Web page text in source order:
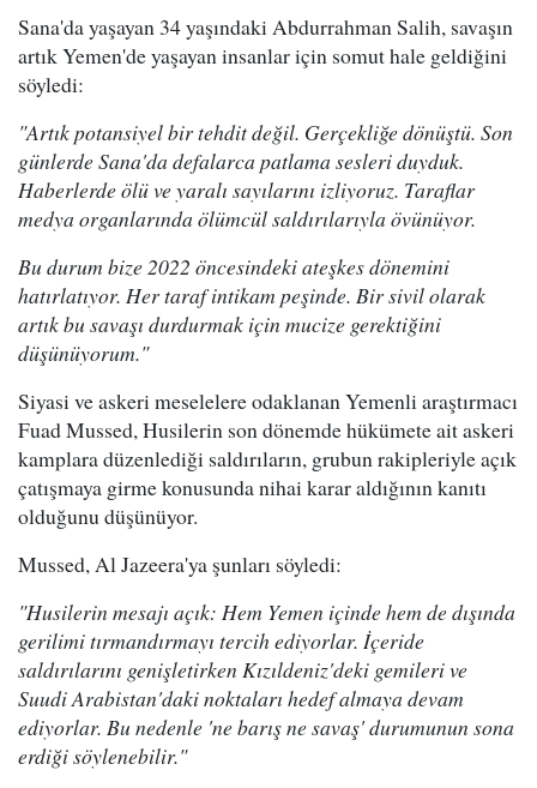
Sana'da yaşayan 34 yaşındaki Abdurrahman Salih, savaşın
artık Yemen'de yaşayan insanlar için somut hale geldiğini
söyledi:
"Artık potansiyel bir tehdit değil. Gerçekliğe dönüştü. Son
günlerde Sana'da defalarca patlama sesleri duyduk.
Haberlerde ölü ve yaralı sayılarını izliyoruz. Taraflar
medya organlarında ölümcül saldırılarıyla övünüyor.
Bu durum bize 2022 öncesindeki ateşkes dönemini
hatırlatıyor. Her taraf intikam peşinde. Bir sivil olarak
artık bu savaşı durdurmak için mucize gerektiğini
düşünüyorum."
Siyasi ve askeri meselelere odaklanan Yemenli araştırmacı
Fuad Mussed, Husilerin son dönemde hükümete ait askeri
kamplara düzenlediği saldırıların, grubun rakipleriyle açık
çatışmaya girme konusunda nihai karar aldığının kanıtı
olduğunu düşünüyor.
Mussed, Al Jazeera'ya şunları söyledi:
"Husilerin mesajı açık: Hem Yemen içinde hem de dışında
gerilimi tırmandırmayı tercih ediyorlar. İçeride
saldırılarını genişletirken Kızıldeniz'deki gemileri ve
Suudi Arabistan'daki noktaları hedef almaya devam
ediyorlar. Bu nedenle 'ne barış ne savaş' durumunun sona
erdiği söylenebilir."